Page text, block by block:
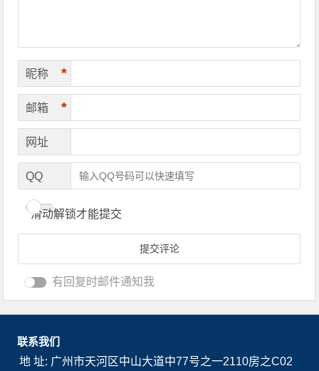
昵称 *
邮箱 *
网址
QQ
滑动解锁才能提交
有回复时邮件通知我
联系我们
地 址: 广州市天河区中山大道中77号之一2110房之C02